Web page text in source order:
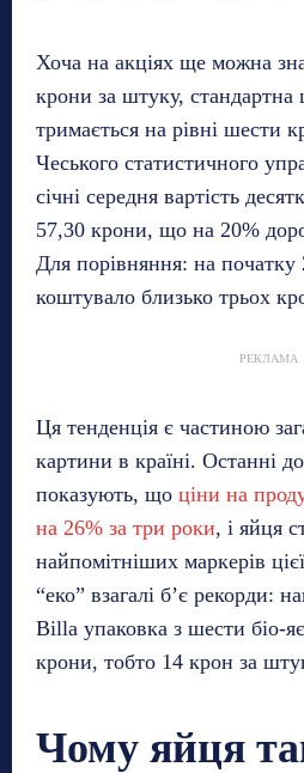
Хоча на акціях ще можна
крони за штуку, стандартна
тримається на рівні шести
Чеського статистичного
січні середня вартість
57,30 крони, що на 20%
Для порівняння: на
коштувало близько трьох
РЕКЛАМА
Ця тенденція є частиною
картини в країні. Останні
показують, що ціни на
на 26% за три роки, і яйця
найпомітніших маркерів
“еко” взагалі б’є рекорди:
Billa упаковка з шести біо-
крони, тобто 14 крон за
Чому яйця